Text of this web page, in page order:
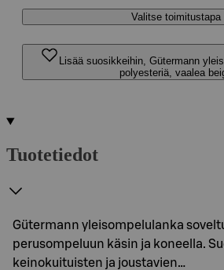
Valitse toimitustapa
Lisää suosikkeihin, Gütermann
polyesteriä, vaalea
Tuotetiedot
Gütermann yleisompelulanka
perusompeluun käsin ja koneella.
keinokuituisten ja joustavien…